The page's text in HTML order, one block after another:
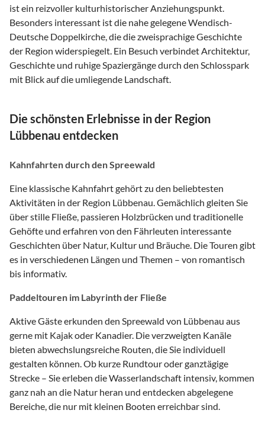
ist ein reizvoller kulturhistorischer Anziehungspunkt.
Besonders interessant ist die nahe gelegene Wendisch-
Deutsche Doppelkirche, die die zweisprachige Geschichte
der Region widerspiegelt. Ein Besuch verbindet Architektur,
Geschichte und ruhige Spaziergänge durch den Schlosspark
mit Blick auf die umliegende Landschaft.
Die schönsten Erlebnisse in der Region
Lübbenau entdecken
Kahnfahrten durch den Spreewald
Eine klassische Kahnfahrt gehört zu den beliebtesten
Aktivitäten in der Region Lübbenau. Gemächlich gleiten Sie
über stille Fließe, passieren Holzbrücken und traditionelle
Gehöfte und erfahren von den Fährleuten interessante
Geschichten über Natur, Kultur und Bräuche. Die Touren gibt
es in verschiedenen Längen und Themen – von romantisch
bis informativ.
Paddeltouren im Labyrinth der Fließe
Aktive Gäste erkunden den Spreewald von Lübbenau aus
gerne mit Kajak oder Kanadier. Die verzweigten Kanäle
bieten abwechslungsreiche Routen, die Sie individuell
gestalten können. Ob kurze Rundtour oder ganztägige
Strecke – Sie erleben die Wasserlandschaft intensiv, kommen
ganz nah an die Natur heran und entdecken abgelegene
Bereiche, die nur mit kleinen Booten erreichbar sind.